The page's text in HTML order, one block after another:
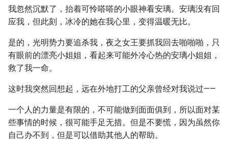
我忽然沉默了，抬着可怜嗒嗒的小眼神看安璃。安璃没有回
应我，但此刻，冰冷的她在我心里，变得温暖无比。
是的，光明势力要追杀我，夜之女王要抓我回去啪啪啪，只
有眼前的漂亮小姐姐，看起来可能外冷心热的安璃小姐姐，
救了我一命。
这时我突然回想起，远在外地打工的父亲曾经对我说过——
一个人的力量是有限的，不可能做到面面俱到，所以面对某
些事情的时候，很可能手足无措。但是不要慌，因为虽然你
自己办不到，但是可以借助其他人的帮助。